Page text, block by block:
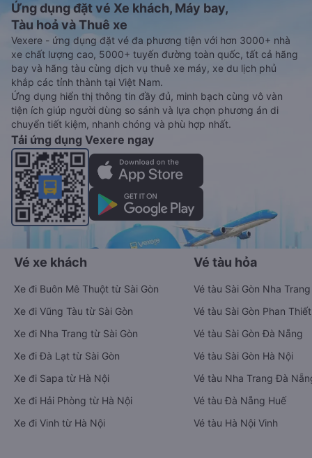
Ứng dụng đặt vé Xe khách, Máy bay,
Tàu hoả và Thuê xe
Vexere - ứng dụng đặt vé đa phương tiện với hơn 3000+ nhà
xe chất lượng cao, 5000+ tuyến đường toàn quốc, tất cả hãng
bay và hãng tàu cùng dịch vụ thuê xe máy, xe du lịch phủ
khắp các tỉnh thành tại Việt Nam.
Ứng dụng hiển thị thông tin đầy đủ, minh bạch cùng vô vàn
tiện ích giúp người dùng so sánh và lựa chọn phương án di
chuyển tiết kiệm, nhanh chóng và phù hợp nhất.
Tải ứng dụng Vexere ngay
Vé xe khách
Xe đi Buôn Mê Thuột từ Sài Gòn
Xe đi Vũng Tàu từ Sài Gòn
Xe đi Nha Trang từ Sài Gòn
Xe đi Đà Lạt từ Sài Gòn
Xe đi Sapa từ Hà Nội
Xe đi Hải Phòng từ Hà Nội
Xe đi Vinh từ Hà Nội
Vé tàu hỏa
Vé tàu Sài Gòn Nha Trang
Vé tàu Sài Gòn Phan Thiết
Vé tàu Sài Gòn Đà Nẵng
Vé tàu Sài Gòn Hà Nội
Vé tàu Nha Trang Đà
Vé tàu Đà Nẵng Huế
Vé tàu Hà Nội Vinh